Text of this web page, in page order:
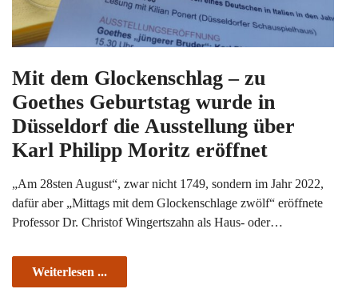
Mit dem Glockenschlag – zu
Goethes Geburtstag wurde in
Düsseldorf die Ausstellung über
Karl Philipp Moritz eröffnet
„Am 28sten August“, zwar nicht 1749, sondern im Jahr 2022,
dafür aber „Mittags mit dem Glockenschlage zwölf“ eröffnete
Professor Dr. Christof Wingertszahn als Haus- oder…
Weiterlesen ...